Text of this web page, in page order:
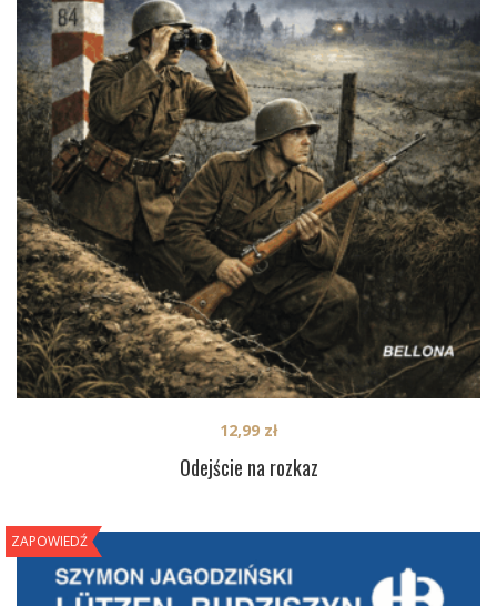
Odejście na rozkaz
12,99 zł
ZAPOWIEDŹ